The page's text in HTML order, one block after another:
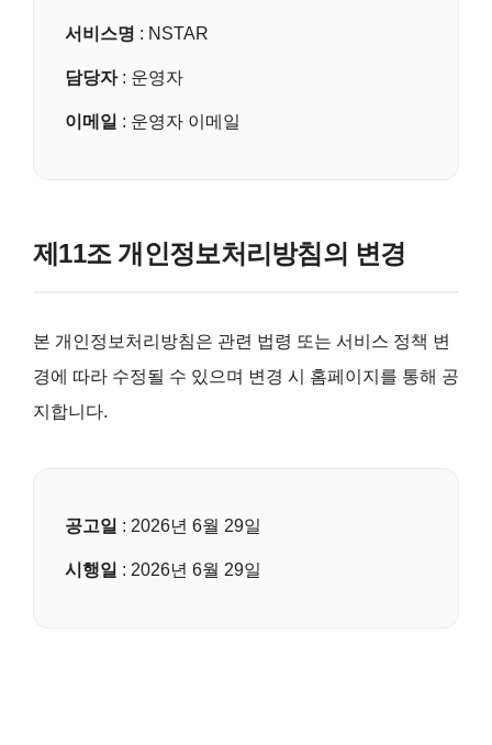
서비스명 : NSTAR
담당자: 운영자
이메일 : 운영자 이메일
제11조 개인정보처리방침의 변경
본 개인정보처리방침은 관련 법령 또는 서비스 정책 변
경에 따라 수정될 수 있으며 변경 시 홈페이지를 통해 공
지합니다.
공고일 : 2026년 6월 29일
시행일 : 2026년 6월 29일